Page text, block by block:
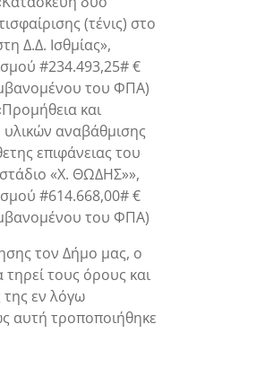
(τένις) στο
Δ.Δ. Ισθμίας»,
#234.493,25# €
του ΦΠΑ)
και
αναβάθμισης
επιφάνειας του
«Χ. ΘΩΔΗΣ»»,
#614.668,00# €
του ΦΠΑ)
τον Δήμο μας, ο
τηρεί τους όρους και
της εν λόγω
αυτή τροποποιήθηκε